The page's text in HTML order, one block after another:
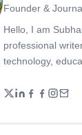
Founder &
Hello, I am
professional
technology,